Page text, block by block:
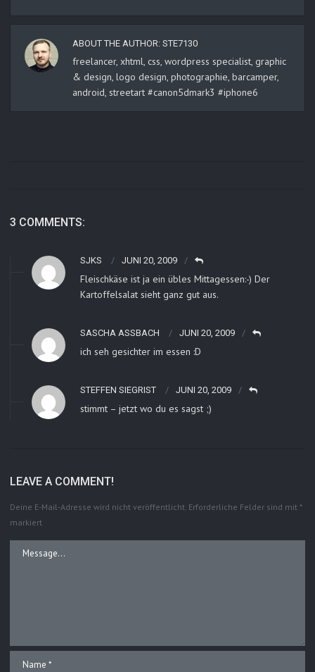
ABOUT THE AUTHOR: STE7130
freelancer, xhtml, css, wordpress specialist, graphic
& design, logo design, photographie, barcamper,
android, streetart #canon5dmark3 #iphone6
3 COMMENTS:
SJKS JUNI 20, 2009
Fleischkäse ist ja ein übles Mittagessen:-) Der
Kartoffelsalat sieht ganz gut aus.
SASCHA ASSBACH JUNI 20, 2009
ich seh gesichter im essen :D
STEFFEN SIEGRIST JUNI 20, 2009
stimmt – jetzt wo du es sagst ;)
LEAVE A COMMENT!
Deine E-Mail-Adresse wird nicht veröffentlicht. Erforderliche Felder sind mit *
markiert